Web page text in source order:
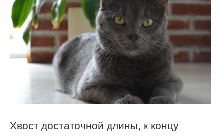
Хвост достаточной длины, к концу